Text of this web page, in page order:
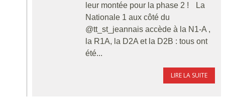
leur montée pour la phase 2 ! La
Nationale 1 aux côté du
@tt_st_jeannais accède à la N1-A ,
la R1A, la D2A et la D2B : tous ont
été...
LIRE LA SUITE